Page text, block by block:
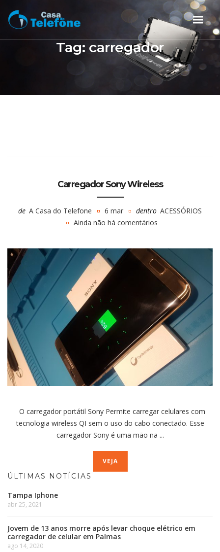
Tag: carregador
Carregador Sony Wireless
de A Casa do Telefone 6 mar dentro ACESSÓRIOS
Ainda não há comentários
O carregador portátil Sony Permite carregar celulares com
tecnologia wireless QI sem o uso do cabo conectado. Esse
carregador Sony é uma mão na ...
VEJA
ÚLTIMAS NOTÍCIAS
Tampa Iphone
abr 25, 2021
Jovem de 13 anos morre após levar choque elétrico em
carregador de celular em Palmas
ago 14, 2020